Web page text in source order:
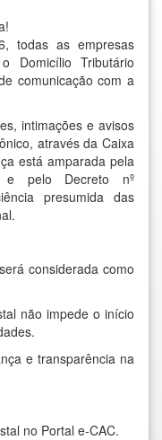
todas as empresas
Domicílio Tributário
comunicação com a
intimações e avisos
através da Caixa
está amparada pela
e pelo Decreto nº
presumida das
considerada como
não impede o início
e transparência na
no Portal e-CAC.